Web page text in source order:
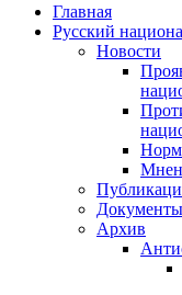
Главная
Русский
Новости
Документы
Архив